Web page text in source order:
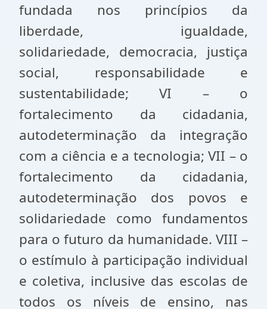
fundada nos princípios da
liberdade, igualdade,
solidariedade, democracia, justiça
social, responsabilidade e
sustentabilidade; VI – o
fortalecimento da cidadania,
autodeterminação da integração
com a ciência e a tecnologia; VII – o
fortalecimento da cidadania,
autodeterminação dos povos e
solidariedade como fundamentos
para o futuro da humanidade. VIII –
o estímulo à participação individual
e coletiva, inclusive das escolas de
todos os níveis de ensino, nas